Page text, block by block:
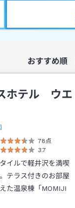
おすすめ順
ホテル ウエ
78点
3.7
イルで軽井沢を満喫
テラス付きのお部屋
た温泉棟「MOMIJI